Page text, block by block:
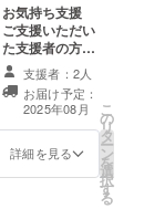
お気持ち支援
ご支援いただい
た支援者の方々
にお礼のメール
をお送りいたし
ます。 ※このリ
ターンは10,000
円、50,000円の
リターンと同じ
支援者：2人
お届け予定：
2025年08月
詳細を見る
こ
の
リ
タ
ー
ン
を
選
択
す
る